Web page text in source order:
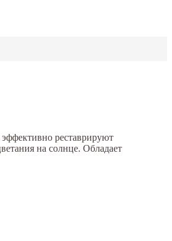
реставрируют
на солнце. Обладает